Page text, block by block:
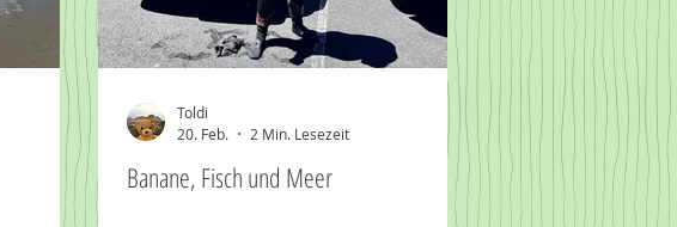
Banane, Fisch und Meer
Toldi
20. Feb.
2 Min. Lesezeit